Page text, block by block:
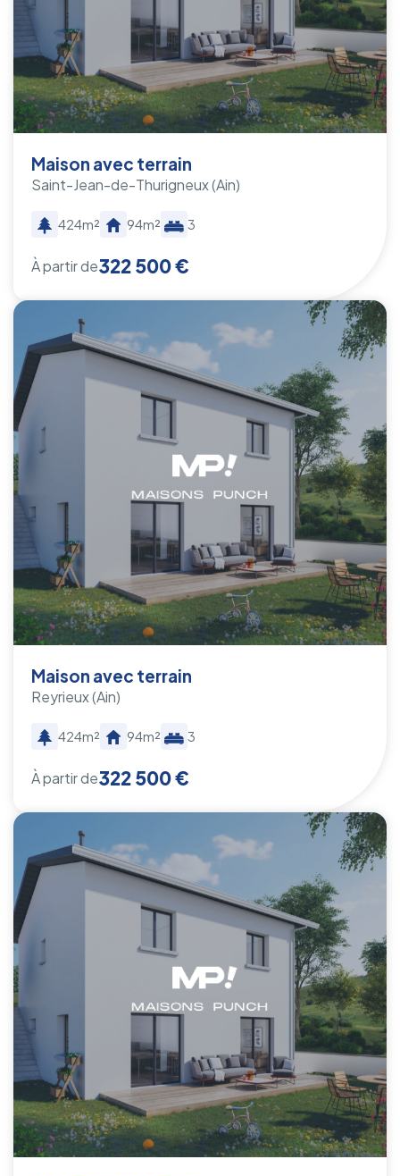
Maison avec terrain
Saint-Jean-de-Thurigneux(Ain)
424m² 94m² 3
À partir de322 500 €
Maison avec terrain
Reyrieux(Ain)
424m² 94m² 3
À partir de322 500 €